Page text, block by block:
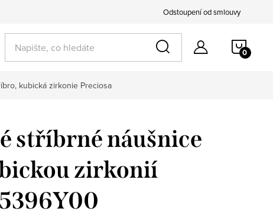
Odstoupení od smlouvy
kubická zirkonie Preciosa
stříbrné náušnice
zirkonií